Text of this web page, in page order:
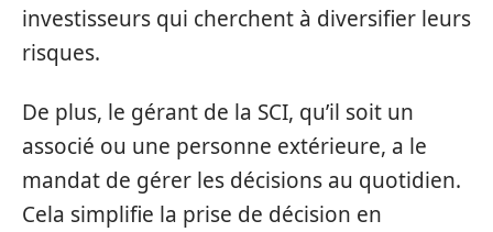
investisseurs qui cherchent à diversifier leurs
risques.
De plus, le gérant de la SCI, qu’il soit un
associé ou une personne extérieure, a le
mandat de gérer les décisions au quotidien.
Cela simplifie la prise de décision en